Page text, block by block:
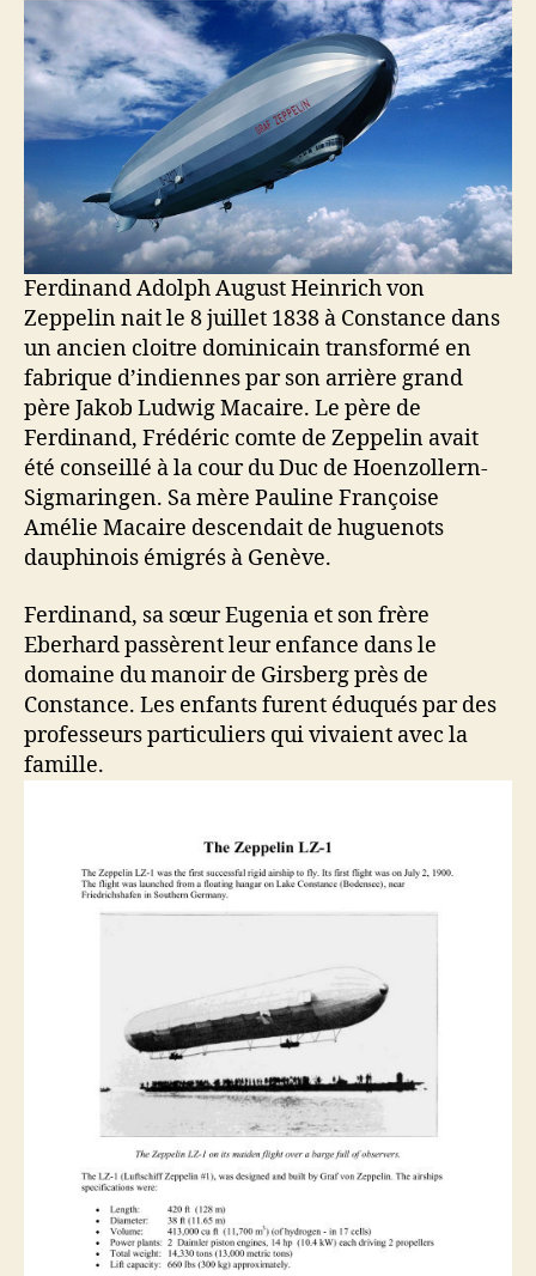
Ferdinand Adolph August Heinrich von
Zeppelin nait le 8 juillet 1838 à Constance dans
un ancien cloitre dominicain transformé en
fabrique d’indiennes par son arrière grand
père Jakob Ludwig Macaire. Le père de
Ferdinand, Frédéric comte de Zeppelin avait
été conseillé à la cour du Duc de Hoenzollern-
Sigmaringen. Sa mère Pauline Françoise
Amélie Macaire descendait de huguenots
dauphinois émigrés à Genève.
Ferdinand, sa sœur Eugenia et son frère
Eberhard passèrent leur enfance dans le
domaine du manoir de Girsberg près de
Constance. Les enfants furent éduqués par des
professeurs particuliers qui vivaient avec la
famille.